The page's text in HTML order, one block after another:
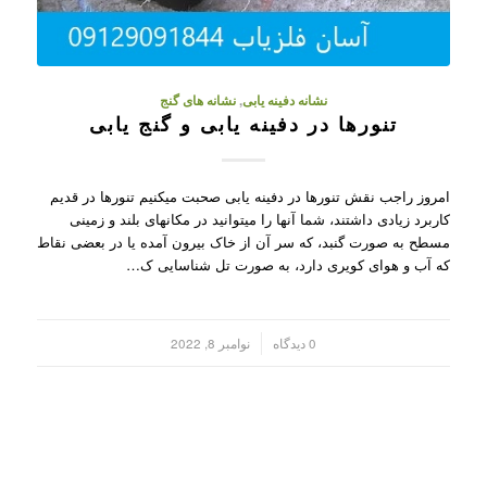
نشانه دفینه یابی,نشانه های گنج
تنورها در دفینه یابی و گنج یابی
امروز راجب نقش تنورها در دفینه یابی صحبت میکنیم تنورها در قدیم
کاربرد زیادی داشتند، شما آنها را میتوانید در مکانهای بلند و زمینی
مسطح به صورت گنبد، که سر آن از خاک بیرون آمده یا در بعضی نقاط
که آب و هوای کویری دارد، به صورت تل شناسایی ک…
0 دیدگاه نوامبر 8, 2022